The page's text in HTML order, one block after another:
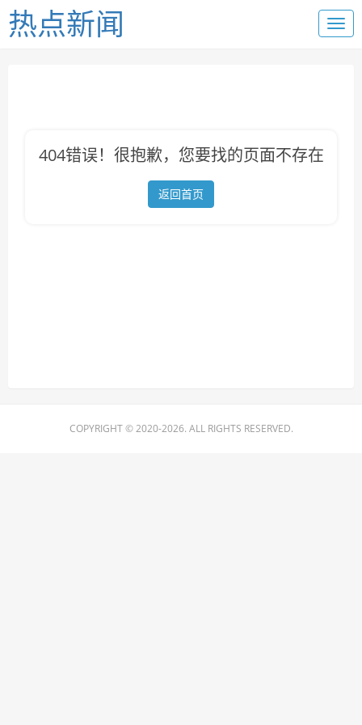
热点新闻
404错误！很抱歉，您要找的页面不存在
返回首页
COPYRIGHT © 2020-2026. ALL RIGHTS RESERVED.